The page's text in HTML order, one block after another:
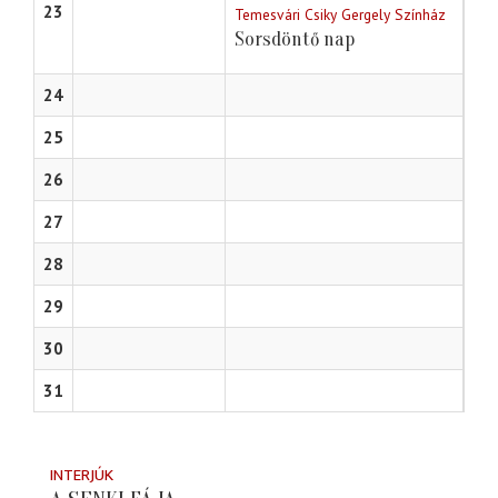
23
Temesvári Csiky Gergely Színház
Sorsdöntő nap
24
25
26
27
28
29
30
31
INTERJÚK